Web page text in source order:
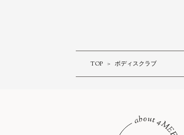
TOP ボディスクラブ